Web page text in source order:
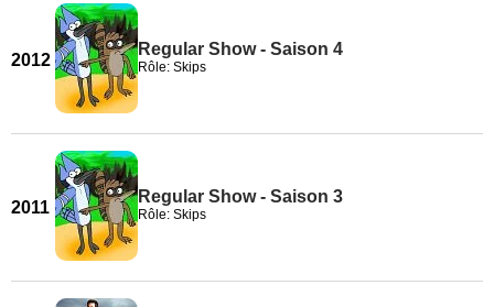
2012
Regular Show - Saison 4
Rôle: Skips
2011
Regular Show - Saison 3
Rôle: Skips